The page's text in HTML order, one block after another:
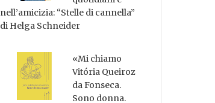
nell’amicizia: “Stelle di cannella”
di Helga Schneider
«Mi chiamo
Vitória Queiroz
da Fonseca.
Sono donna.